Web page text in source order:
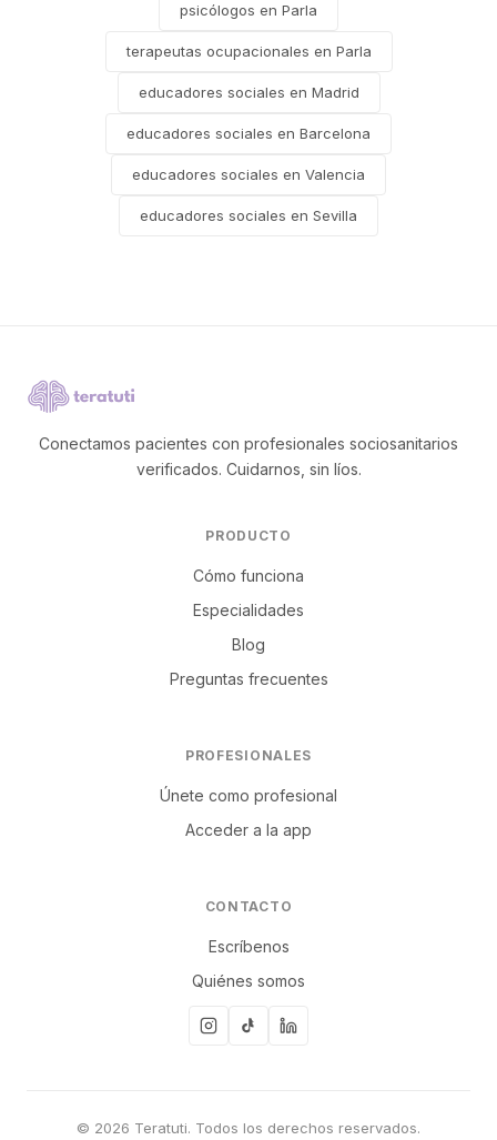
psicólogos en Parla
terapeutas ocupacionales en Parla
educadores sociales en Madrid
educadores sociales en Barcelona
educadores sociales en Valencia
educadores sociales en Sevilla
Conectamos pacientes con profesionales sociosanitarios
verificados. Cuidarnos, sin líos.
PRODUCTO
Cómo funciona
Especialidades
Blog
Preguntas frecuentes
PROFESIONALES
Únete como profesional
Acceder a la app
CONTACTO
Escríbenos
Quiénes somos
© 2026 Teratuti. Todos los derechos reservados.